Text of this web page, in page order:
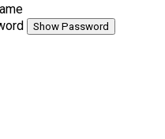
Show Password